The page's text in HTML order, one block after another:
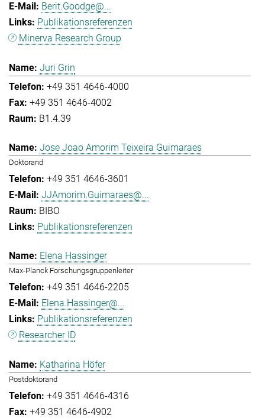
Berit.Goodge@...
Publikationsreferenzen
Minerva Research Group
Juri Grin
+49 351 4646-4000
+49 351 4646-4002
B1.4.39
Jose Joao Amorim Teixeira Guimaraes
Doktorand
+49 351 4646-3601
JJAmorim.Guimaraes@...
BIBO
Publikationsreferenzen
Elena Hassinger
Max-Planck Forschungsgruppenleiter
+49 351 4646-2205
Elena.Hassinger@...
Publikationsreferenzen
Researcher ID
Katharina Höfer
Postdoktorand
+49 351 4646-4316
+49 351 4646-4902